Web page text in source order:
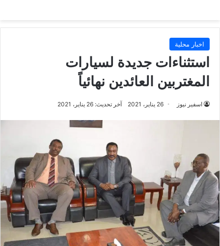
اخبار محلية
استثناءات جديدة لسيارات
المغتربين العائدين نهائياً
اسفير نيوز 26 يناير، 2021 آخر تحديث: 26 يناير، 2021